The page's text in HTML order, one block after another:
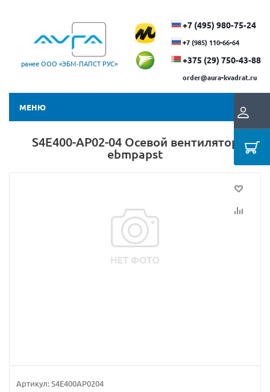
ранее ООО «ЭБМ‑ПАПСТ РУС»
+7 (495) 980-75-24
+7 (985) 110-66-64
+375 (29) ​750-43-88
order@aura-kvadrat.ru
МЕНЮ
S4E400-AP02-04 Осевой вентилятор
ebmpapst
Артикул:S4E400AP0204